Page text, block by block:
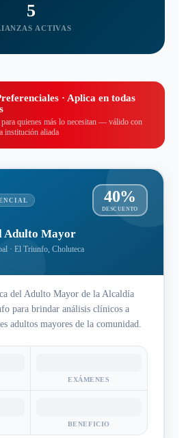
5
ACTIVAS
· Aplica en todas
quienes más lo necesitan — válido con
institución aliada
40%
DESCUENTO
Adulto Mayor
· El Triunfo, Choluteca
del Adulto Mayor de la Alcaldía
para brindar análisis clínicos a
adultos mayores de la comunidad.
EXÁMENES
BENEFICIO